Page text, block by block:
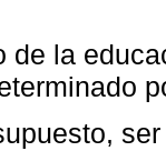
de la